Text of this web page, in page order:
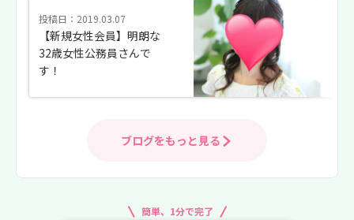
投稿日：2019.03.07
【新規女性会員】明朗な
32歳女性公務員さんで
す！
ブログをもっと見る
簡単、1分で完了